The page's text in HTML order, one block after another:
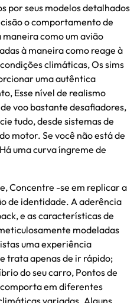
por seus modelos detalhados
o comportamento de
como um avião
à maneira como reage à
climáticas, Os sims
uma autêntica
Esse nível de realismo
voo bastante desafiadores,
tudo, desde sistemas de
motor. Se você não está de
uma curva íngreme de
Concentre -se em replicar a
de identidade. A aderência
e as características de
modeladas
uma experiência
trata apenas de ir rápido;
do seu carro, Pontos de
em diferentes
variadas. Alguns